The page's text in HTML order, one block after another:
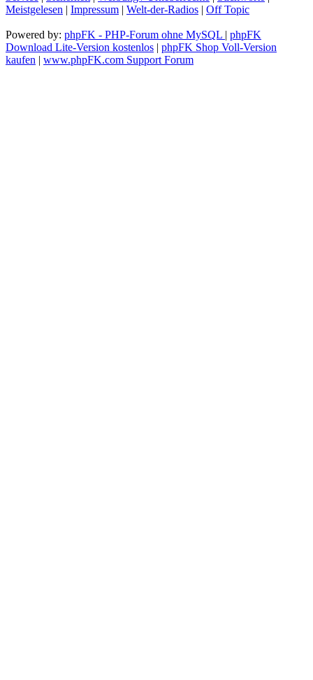
Meistgelesen | Impressum | Welt-der-Radios | Off Topic
Powered by: phpFK - PHP-Forum ohne MySQL | phpFK
Download Lite-Version kostenlos | phpFK Shop Voll-Version
kaufen | www.phpFK.com Support Forum